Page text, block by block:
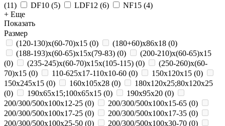
(11) DF10 (5) LDF12 (6) NF15 (4)
+ Еще
Показать
Размер
(120-130)х(60-70)х15 (0) (180+60)х86х18 (0)
(188-193)х(60-65)х15х(79-83) (0)
(200-210)х(60-65)х15
(0) (235-245)х(60-70)х15х(105-115) (0)
(250-260)х(60-
70)х15 (0) 110-625x17-110x10-60 (0) 150x120x15 (0)
150x245x15 (0) 160x105x28 (0)
180х120х25;80х120х25
(0) 190х65х15;100х65х15 (0) 190х95х20 (0)
200/300/500x100x12-25 (0) 200/300/500x100x15-65 (0)
200/300/500x100x17-25 (0) 200/300/500x100x17-35 (0)
200/300/500x100x25-50 (0) 200/300/500x100x30-70 (0)